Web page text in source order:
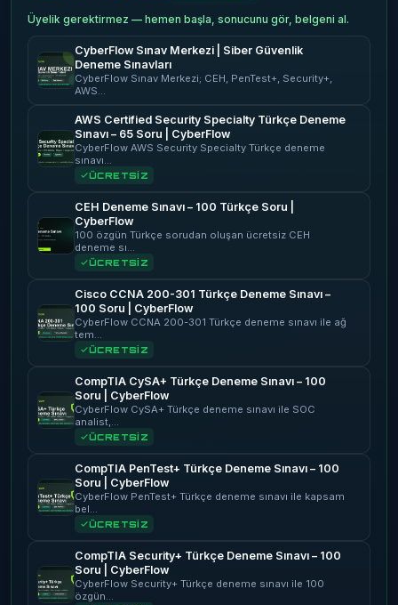
Üyelik gerektirmez — hemen başla, sonucunu gör, belgeni al.
CyberFlow Sınav Merkezi | Siber Güvenlik
Deneme Sınavları
CyberFlow Sınav Merkezi; CEH, PenTest+, Security+,
AWS…
AWS Certified Security Specialty Türkçe Deneme
Sınavı – 65 Soru | CyberFlow
CyberFlow AWS Security Specialty Türkçe deneme
sınavı…
ÜCRETSİZ
CEH Deneme Sınavı – 100 Türkçe Soru |
CyberFlow
100 özgün Türkçe sorudan oluşan ücretsiz CEH
deneme sı…
ÜCRETSİZ
Cisco CCNA 200-301 Türkçe Deneme Sınavı –
100 Soru | CyberFlow
CyberFlow CCNA 200-301 Türkçe deneme sınavı ile ağ
tem…
ÜCRETSİZ
CompTIA CySA+ Türkçe Deneme Sınavı – 100
Soru | CyberFlow
CyberFlow CySA+ Türkçe deneme sınavı ile SOC
analist,…
ÜCRETSİZ
CompTIA PenTest+ Türkçe Deneme Sınavı – 100
Soru | CyberFlow
CyberFlow PenTest+ Türkçe deneme sınavı ile kapsam
bel…
ÜCRETSİZ
CompTIA Security+ Türkçe Deneme Sınavı – 100
Soru | CyberFlow
CyberFlow Security+ Türkçe deneme sınavı ile 100
özgün…